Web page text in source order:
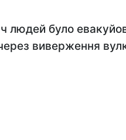
людей було
виверження